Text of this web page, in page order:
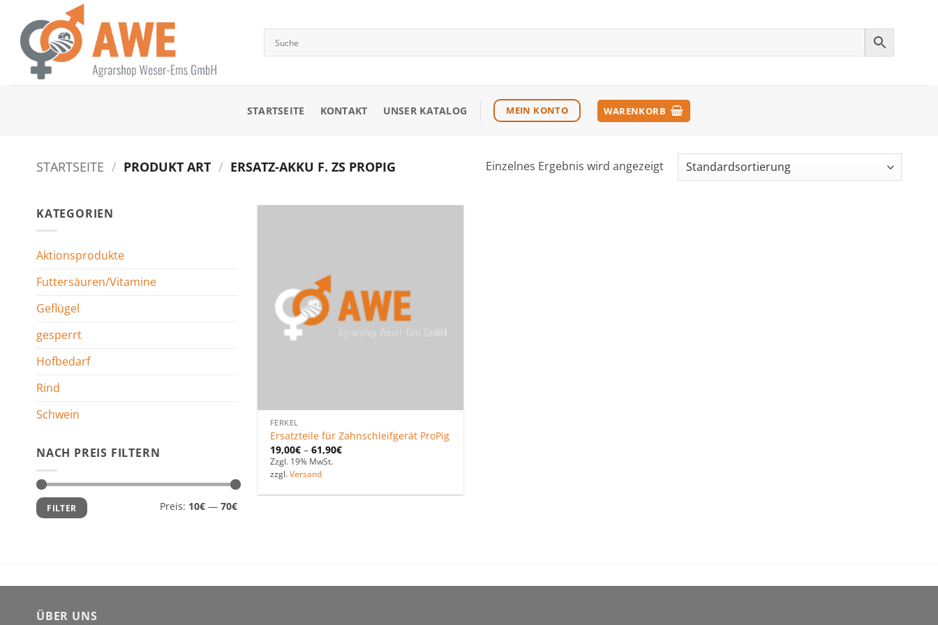
Inhalt
springen
STARTSEITE KONTAKT UNSER KATALOG MEIN KONTO WARENKORB
STARTSEITE / PRODUKT ART / ERSATZ-AKKU F. ZS PROPIG Einzelnes Ergebnis wird angezeigt
KATEGORIEN
Aktionsprodukte
Futtersäuren/Vitamine
Geflügel
gesperrt
Hofbedarf
Rind
Schwein
NACH PREIS FILTERN
Min.
Preis
Max.
Preis
FILTER Preis: 10€— 70€
FERKEL
Ersatzteile für Zahnschleifgerät ProPig
19,00€– 61,90€
Zzgl. 19% MwSt.
zzgl. Versand
ÜBER UNS